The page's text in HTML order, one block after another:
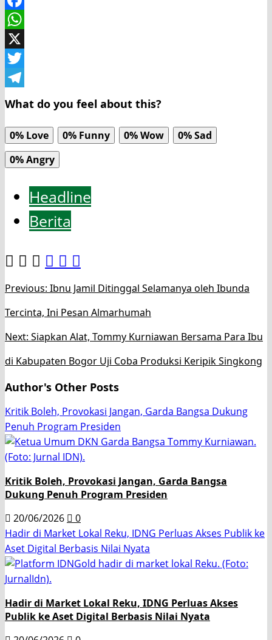
Facebook
WhatsApp
X
Twitter
Telegram
What do you feel about this?
0% Love 0% Funny 0%Wow 0%Sad
0%Angry
Headline
Berita
Post
navigation
Previous: Ibnu Jamil Ditinggal Selamanya oleh Ibunda
Tercinta, Ini Pesan Almarhumah
Next: Siapkan Alat, Tommy Kurniawan Bersama Para Ibu
di Kabupaten Bogor Uji Coba Produksi Keripik Singkong
Author's Other Posts
Kritik Boleh, Provokasi Jangan, Garda Bangsa Dukung
Penuh Program Presiden
Kritik Boleh, Provokasi Jangan, Garda Bangsa
Dukung Penuh Program Presiden
20/06/2026
0
Hadir di Market Lokal Reku, IDNG Perluas Akses Publik ke
Aset Digital Berbasis Nilai Nyata
Hadir di Market Lokal Reku, IDNG Perluas Akses
Publik ke Aset Digital Berbasis Nilai Nyata